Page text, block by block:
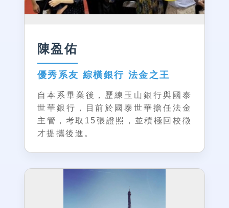
陳盈佑
優秀系友 綜橫銀行 法金之王
自本系畢業後，歷練玉山銀行與國泰
世華銀行，目前於國泰世華擔任法金
主管，考取15張證照，並積極回校徵
才提攜後進。